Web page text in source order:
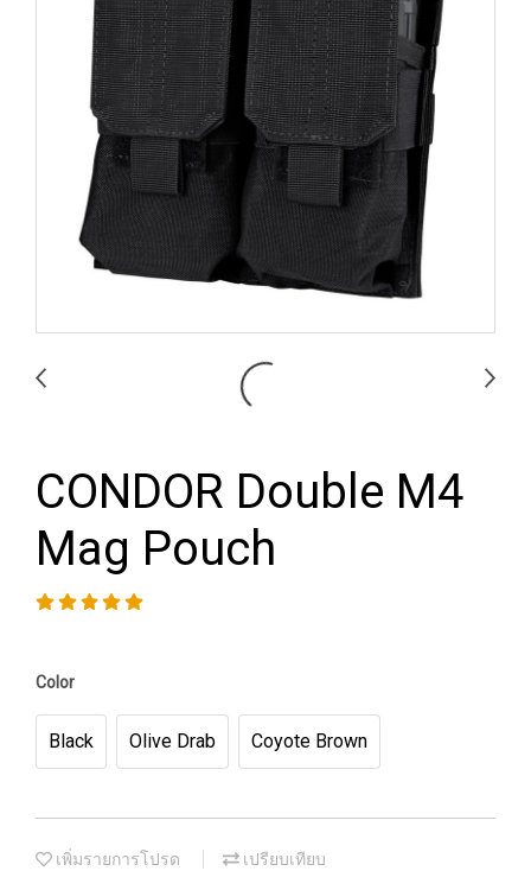
CONDOR Double M4
Mag Pouch
Color
Black Olive Drab Coyote Brown
เพิ่มรายการโปรด เปรียบเทียบ